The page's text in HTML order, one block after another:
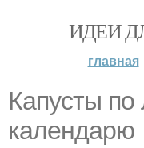
ИДЕИ
главная
Капусты
календарю